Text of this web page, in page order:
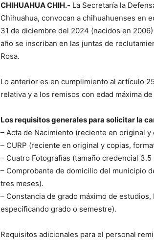
CHIHUAHUA CHIH.- La Secretaría la
Chihuahua, convocan a chihuahuenses en
31 de diciembre del 2024 (nacidos en
año se inscriban en las juntas de
Rosa.
Lo anterior es en cumplimiento al artículo
relativa y a los remisos con edad máxima
Los requisitos generales para solicitar la
– Acta de Nacimiento (reciente en original y
– CURP (reciente en original y copias,
– Cuatro Fotografías (tamaño credencial
– Comprobante de domicilio del municipio
tres meses).
– Constancia de grado máximo de
especificando grado o semestre).
Requisitos adicionales para el personal